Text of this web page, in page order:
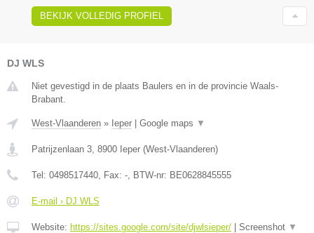
BEKIJK VOLLEDIG PROFIEL
DJ WLS
Niet gevestigd in de plaats Baulers en in de provincie Waals-
Brabant.
West-Vlaanderen » Ieper | Google maps ▼
Patrijzenlaan 3 8900 Ieper (West-Vlaanderen)
Tel: 0498517440 , Fax: - , BTW-nr: BE0628845555
E-mail › DJ WLS
Website: https://sites.google.com/site/djwlsieper/ | Screenshot ▼